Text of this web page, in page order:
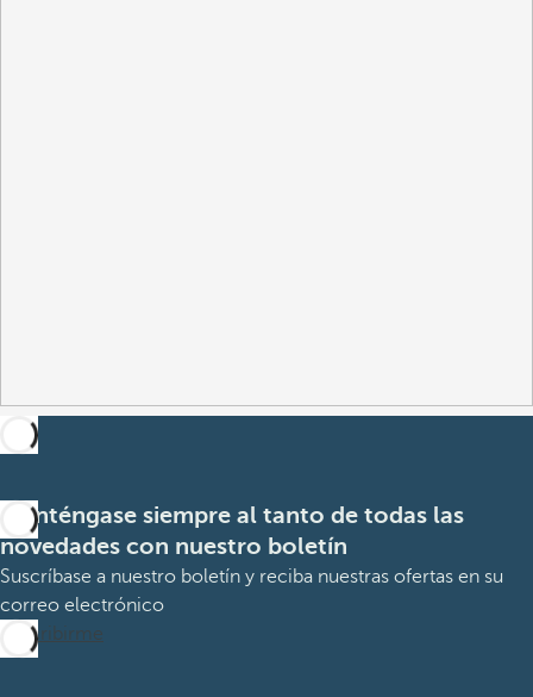
Manténgase siempre al tanto de todas las
novedades con nuestro boletín
Suscríbase a nuestro boletín y reciba nuestras ofertas en su
correo electrónico
Suscribirme